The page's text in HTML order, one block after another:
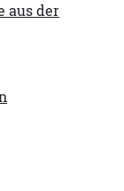
aus der